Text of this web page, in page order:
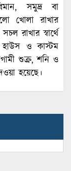
সমুদ্র বা
খোলা রাখার
রাখার স্বার্থে
হাউস ও কাস্টম
শুক্র, শনি ও
হয়েছে।